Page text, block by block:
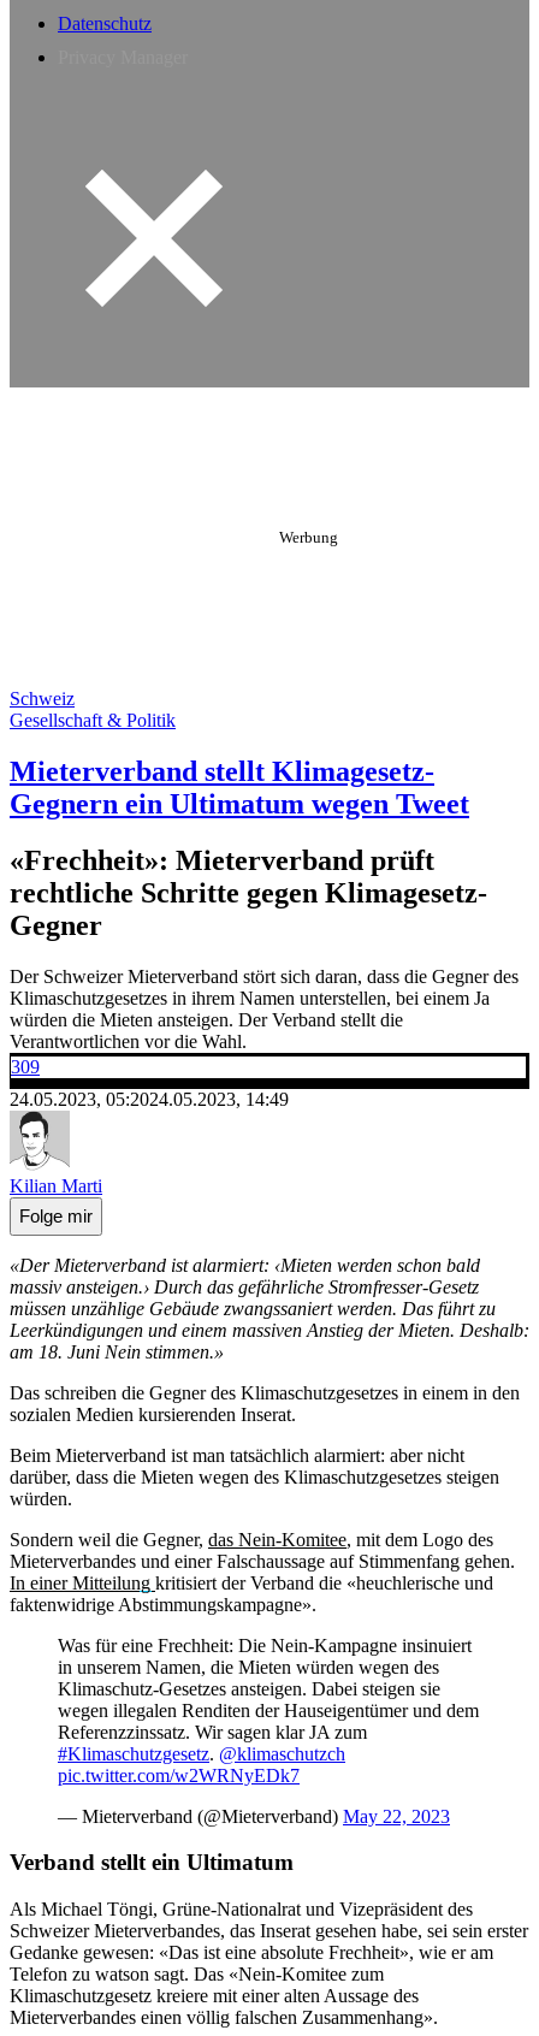
Datenschutz
Schweiz
Gesellschaft & Politik
Mieterverband stellt Klimagesetz-
Gegnern ein Ultimatum wegen Tweet
«Frechheit»: Mieterverband prüft
rechtliche Schritte gegen Klimagesetz-
Gegner
Der Schweizer Mieterverband stört sich daran, dass die Gegner des
Klimaschutzgesetzes in ihrem Namen unterstellen, bei einem Ja
würden die Mieten ansteigen. Der Verband stellt die
Verantwortlichen vor die Wahl.
309
24.05.2023, 05:2024.05.2023, 14:49
Kilian Marti
Folge mir
«Der Mieterverband ist alarmiert: ‹Mieten werden schon bald
massiv ansteigen.› Durch das gefährliche Stromfresser-Gesetz
müssen unzählige Gebäude zwangssaniert werden. Das führt zu
Leerkündigungen und einem massiven Anstieg der Mieten. Deshalb:
am 18. Juni Nein stimmen.»
Das schreiben die Gegner des Klimaschutzgesetzes in einem in den
sozialen Medien kursierenden Inserat.
Beim Mieterverband ist man tatsächlich alarmiert: aber nicht
darüber, dass die Mieten wegen des Klimaschutzgesetzes steigen
würden.
Sondern weil die Gegner, das Nein-Komitee, mit dem Logo des
Mieterverbandes und einer Falschaussage auf Stimmenfang gehen.
In einer Mitteilung kritisiert der Verband die «heuchlerische und
faktenwidrige Abstimmungskampagne».
Was für eine Frechheit: Die Nein-Kampagne insinuiert
in unserem Namen, die Mieten würden wegen des
Klimaschutz-Gesetzes ansteigen. Dabei steigen sie
wegen illegalen Renditen der Hauseigentümer und dem
Referenzzinssatz. Wir sagen klar JA zum
#Klimaschutzgesetz. @klimaschutzch
pic.twitter.com/w2WRNyEDk7
— Mieterverband (@Mieterverband) May 22, 2023
Verband stellt ein Ultimatum
Als Michael Töngi, Grüne-Nationalrat und Vizepräsident des
Schweizer Mieterverbandes, das Inserat gesehen habe, sei sein erster
Gedanke gewesen: «Das ist eine absolute Frechheit», wie er am
Telefon zu watson sagt. Das «Nein-Komitee zum
Klimaschutzgesetz kreiere mit einer alten Aussage des
Mieterverbandes einen völlig falschen Zusammenhang».